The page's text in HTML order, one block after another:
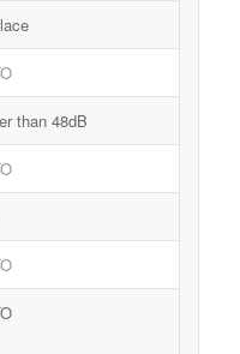
than 48dB